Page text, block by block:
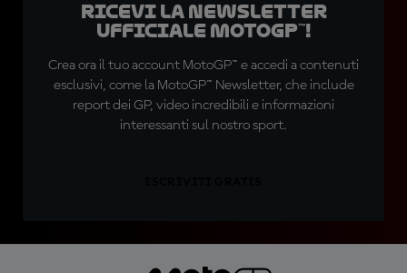
Ricevi la newsletter
ufficiale MotoGP™!
Crea ora il tuo account MotoGP™ e accedi a contenuti
esclusivi, come la MotoGP™ Newsletter, che include
report dei GP, video incredibili e informazioni
interessanti sul nostro sport.